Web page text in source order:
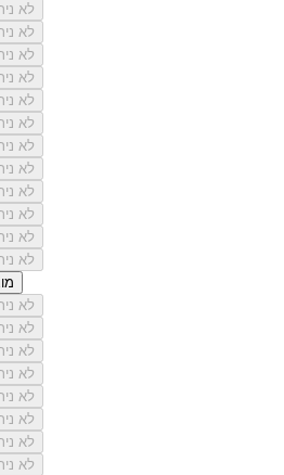
לא
לא
לא
לא
לא
לא
לא
לא
לא
לא
לא
לא
לא
לא
לא
לא
לא
לא
לא
לא